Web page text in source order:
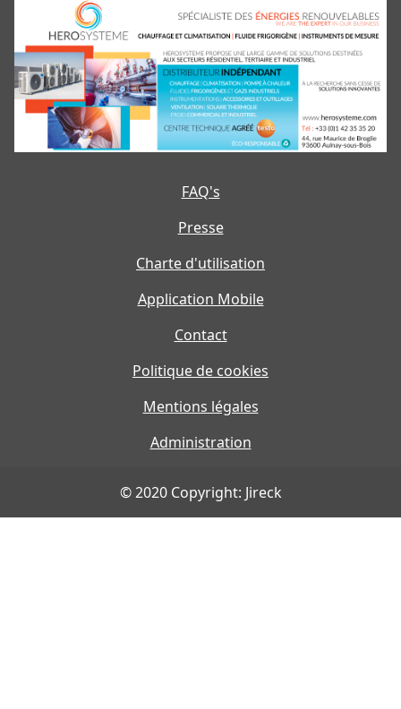
FAQ's
Presse
Charte d'utilisation
Application Mobile
Contact
Politique de cookies
Mentions légales
Administration
© 2020 Copyright: Jireck